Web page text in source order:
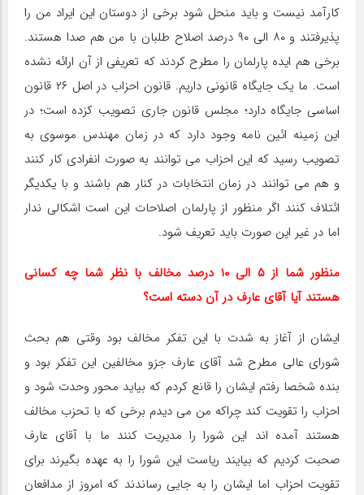
کارآمد نیست و باید منحل شود برخی از دوستان این ایراد من را
پذیرفتند و ۸۰ الی ۹۰ درصد اصلاح طلبان با من هم صدا هستند.
برخی هم ایده پارلمان را مطرح کردند که تعریفی از آن ارائه نشده
است. ما یک جایگاه قانونی داریم. قانون احزاب در اصل ۲۶ قانون
اساسی جایگاه دارد؛ مجلس قانون جاری تصویب کزده است؛ در
این زمینه ائین نامه وجود دارد که در زمان مهندس موسوی به
تصویب رسید که این احزاب می توانند به صورت انفرادی کار کنند
و هم می توانند در زمان انتخابات در کنار هم باشند و با یکدیگر
ائتلاف کنند اگر منظور از پارلمان اصلاحات این است اشکالی ندار
اما در غیر این صورت باید تعریف شود.
منظور شما از ۵ الی ۱۰ درصد مخالف با نظر شما چه کسانی
هستند آیا آقای عارف در آن دسته است؟
ایشان از آغاز به شدت با این تفکر مخالف بود وقتی هم بحث
شورای عالی مطرح شد آقای عارف جزو مخالفین این تفکر بود و
بنده شخصا رفتم ایشان را قانع کردم که بیاید محور وحدت شود و
احزاب را تقویت کند چراکه من می دیدم برخی که با تحزب مخالف
هستند آمده اند این شورا را مدیریت کنند ما با آقای عارف
صحبت کردیم که بیایند ریاست این شورا را به عهده بگیرند برای
تقویت احزاب اما ایشان را به جایی رساندند که امروز از مدافعان